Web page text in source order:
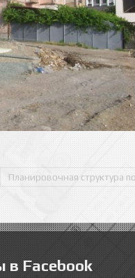
Планировочная структура
в Facebook